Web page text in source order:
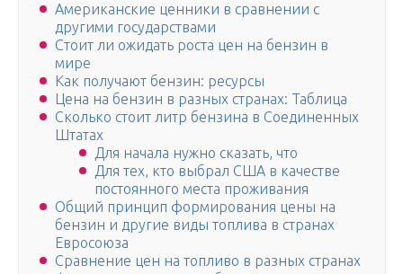
Американские ценники в сравнении с
другими государствами
Стоит ли ожидать роста цен на бензин в
мире
Как получают бензин: ресурсы
Цена на бензин в разных странах: Таблица
Сколько стоит литр бензина в Соединенных
Штатах
Для начала нужно сказать, что
Для тех, кто выбрал США в качестве
постоянного места проживания
Общий принцип формирования цены на
бензин и другие виды топлива в странах
Евросоюза
Сравнение цен на топливо в разных странах